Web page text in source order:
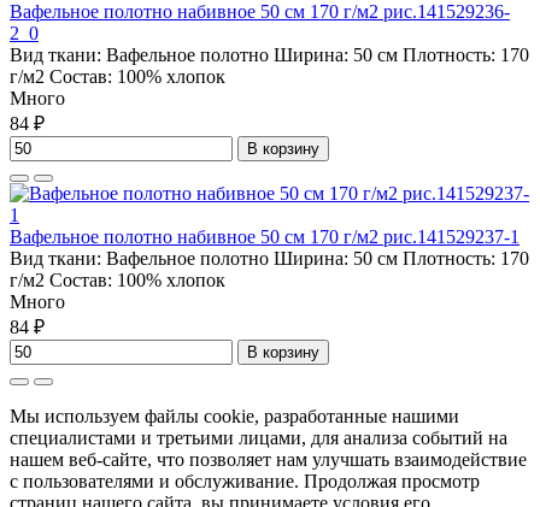
Вафельное полотно набивное 50 см 170 г/м2 рис.141529236-
2_0
Вид ткани: Вафельное полотно Ширина: 50 см Плотность: 170
г/м2 Состав: 100% хлопок
Много
84 ₽
В корзину
Вафельное полотно набивное 50 см 170 г/м2 рис.141529237-1
Вид ткани: Вафельное полотно Ширина: 50 см Плотность: 170
г/м2 Состав: 100% хлопок
Много
84 ₽
В корзину
Мы используем файлы cookie, разработанные нашими
специалистами и третьими лицами, для анализа событий на
нашем веб-сайте, что позволяет нам улучшать взаимодействие
с пользователями и обслуживание. Продолжая просмотр